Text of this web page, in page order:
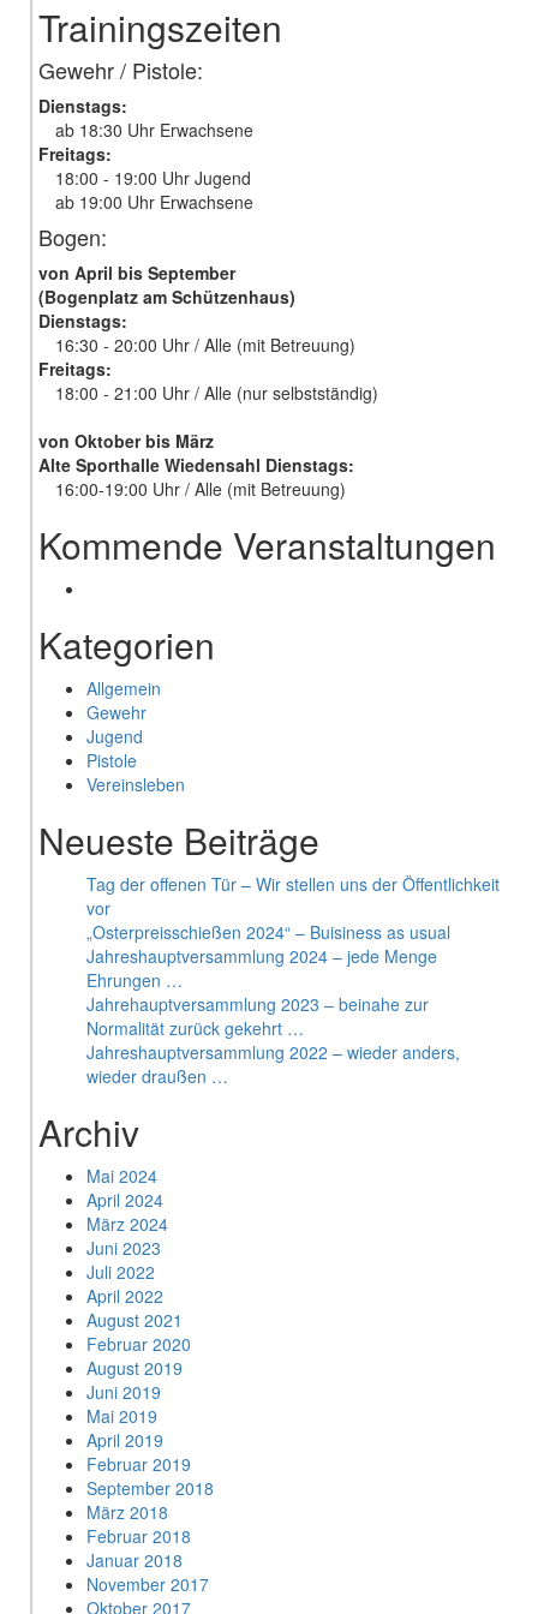
Trainingszeiten
Gewehr / Pistole:
Dienstags:
ab 18:30 Uhr Erwachsene
Freitags:
18:00 - 19:00 Uhr Jugend
ab 19:00 Uhr Erwachsene
Bogen:
von April bis September
(Bogenplatz am Schützenhaus)
Dienstags:
16:30 - 20:00 Uhr / Alle (mit Betreuung)
Freitags:
18:00 - 21:00 Uhr / Alle (nur selbstständig)
von Oktober bis März
Alte Sporthalle Wiedensahl Dienstags:
16:00-19:00 Uhr / Alle (mit Betreuung)
Kommende Veranstaltungen
Kategorien
Allgemein
Gewehr
Jugend
Pistole
Vereinsleben
Neueste Beiträge
Tag der offenen Tür – Wir stellen uns der Öffentlichkeit
vor
„Osterpreisschießen 2024“ – Buisiness as usual
Jahreshauptversammlung 2024 – jede Menge
Ehrungen …
Jahrehauptversammlung 2023 – beinahe zur
Normalität zurück gekehrt …
Jahreshauptversammlung 2022 – wieder anders,
wieder draußen …
Archiv
Mai 2024
April 2024
März 2024
Juni 2023
Juli 2022
April 2022
August 2021
Februar 2020
August 2019
Juni 2019
Mai 2019
April 2019
Februar 2019
September 2018
März 2018
Februar 2018
Januar 2018
November 2017
Oktober 2017